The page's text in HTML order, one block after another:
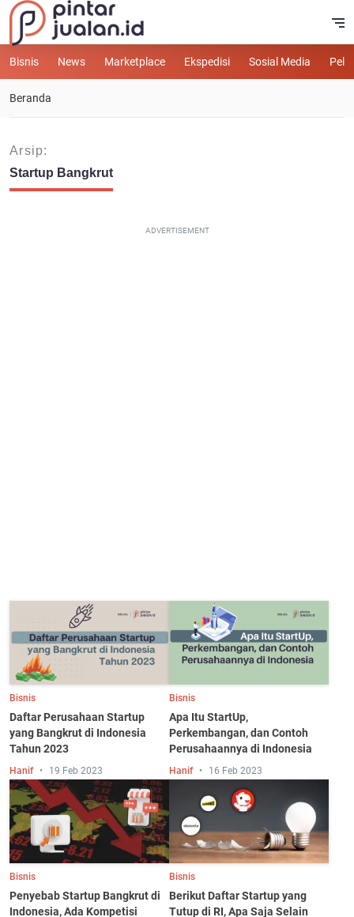
Bisnis News Marketplace Ekspedisi Sosial Media
Beranda
Arsip:
Startup Bangkrut
ADVERTISEMENT
Bisnis
Daftar Perusahaan Startup
yang Bangkrut di Indonesia
Tahun 2023
Hanif 19 Feb 2023
Bisnis
Apa Itu StartUp,
Perkembangan, dan Contoh
Perusahaannya di Indonesia
Hanif 16 Feb 2023
Bisnis
Penyebab Startup Bangkrut di
Indonesia, Ada Kompetisi
Bisnis
Berikut Daftar Startup yang
Tutup di RI, Apa Saja Selain